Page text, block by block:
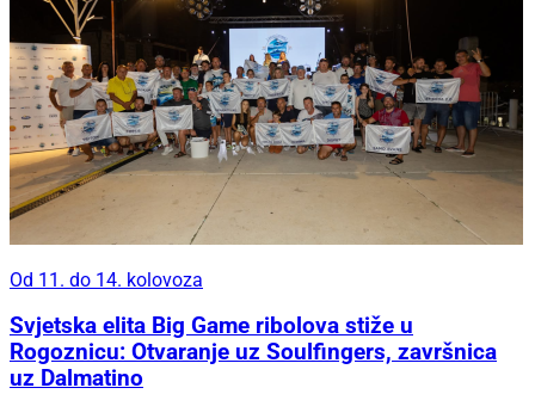
Od 11. do 14. kolovoza
Svjetska elita Big Game ribolova stiže u
Rogoznicu: Otvaranje uz Soulfingers, završnica
uz Dalmatino